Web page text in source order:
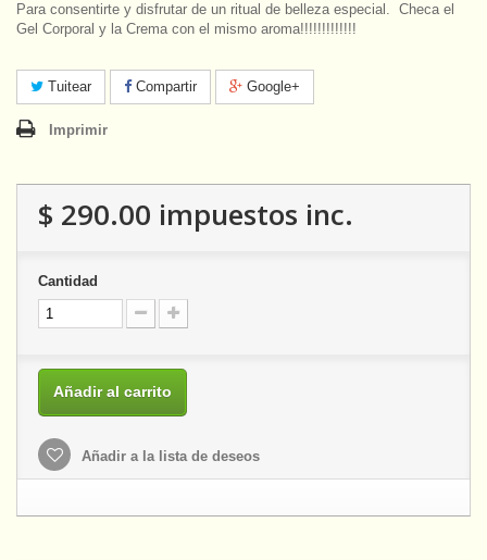
Para consentirte y disfrutar de un ritual de belleza especial. Checa el
Gel Corporal y la Crema con el mismo aroma!!!!!!!!!!!!!
Tuitear Compartir Google+
Imprimir
$ 290.00 impuestos inc.
Cantidad
Añadir al carrito
Añadir a la lista de deseos